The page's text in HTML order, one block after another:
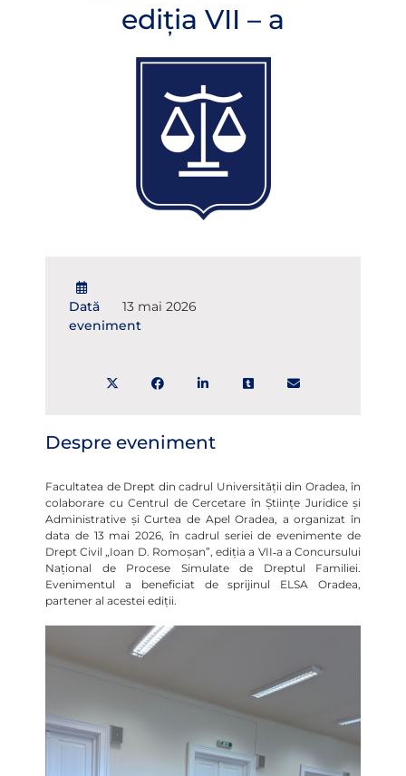
ediția VII – a
Dată
eveniment
13 mai 2026
Despre eveniment
Facultatea de Drept din cadrul Universității din Oradea, în
colaborare cu Centrul de Cercetare în Științe Juridice și
Administrative și Curtea de Apel Oradea, a organizat în
data de 13 mai 2026, în cadrul seriei de evenimente de
Drept Civil „Ioan D. Romoșan”, ediția a VII‑a a Concursului
Național de Procese Simulate de Dreptul Familiei.
Evenimentul a beneficiat de sprijinul ELSA Oradea,
partener al acestei ediții.